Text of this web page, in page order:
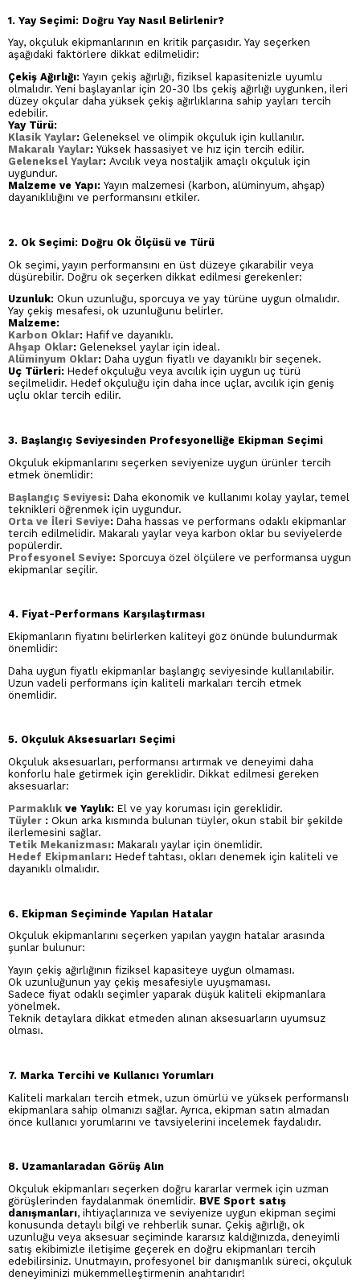
1. Yay Seçimi: Doğru Yay Nasıl Belirlenir?
Yay, okçuluk ekipmanlarının en kritik parçasıdır. Yay seçerken
aşağıdaki faktörlere dikkat edilmelidir:
Çekiş Ağırlığı: Yayın çekiş ağırlığı, fiziksel kapasitenizle uyumlu
olmalıdır. Yeni başlayanlar için 20-30 lbs çekiş ağırlığı uygunken, ileri
düzey okçular daha yüksek çekiş ağırlıklarına sahip yayları tercih
edebilir.
Yay Türü:
Klasik Yaylar: Geleneksel ve olimpik okçuluk için kullanılır.
Makaralı Yaylar: Yüksek hassasiyet ve hız için tercih edilir.
Geleneksel Yaylar: Avcılık veya nostaljik amaçlı okçuluk için
uygundur.
Malzeme ve Yapı: Yayın malzemesi (karbon, alüminyum, ahşap)
dayanıklılığını ve performansını etkiler.
2. Ok Seçimi: Doğru Ok Ölçüsü ve Türü
Ok seçimi, yayın performansını en üst düzeye çıkarabilir veya
düşürebilir. Doğru ok seçerken dikkat edilmesi gerekenler:
Uzunluk: Okun uzunluğu, sporcuya ve yay türüne uygun olmalıdır.
Yay çekiş mesafesi, ok uzunluğunu belirler.
Malzeme:
Karbon Oklar: Hafif ve dayanıklı.
Ahşap Oklar: Geleneksel yaylar için ideal.
Alüminyum Oklar: Daha uygun fiyatlı ve dayanıklı bir seçenek.
Uç Türleri: Hedef okçuluğu veya avcılık için uygun uç türü
seçilmelidir. Hedef okçuluğu için daha ince uçlar, avcılık için geniş
uçlu oklar tercih edilir.
3. Başlangıç Seviyesinden Profesyonelliğe Ekipman Seçimi
Okçuluk ekipmanlarını seçerken seviyenize uygun ürünler tercih
etmek önemlidir:
Başlangıç Seviyesi: Daha ekonomik ve kullanımı kolay yaylar, temel
teknikleri öğrenmek için uygundur.
Orta ve İleri Seviye: Daha hassas ve performans odaklı ekipmanlar
tercih edilmelidir. Makaralı yaylar veya karbon oklar bu seviyelerde
popülerdir.
Profesyonel Seviye: Sporcuya özel ölçülere ve performansa uygun
ekipmanlar seçilir.
4. Fiyat-Performans Karşılaştırması
Ekipmanların fiyatını belirlerken kaliteyi göz önünde bulundurmak
önemlidir:
Daha uygun fiyatlı ekipmanlar başlangıç seviyesinde kullanılabilir.
Uzun vadeli performans için kaliteli markaları tercih etmek
önemlidir.
5. Okçuluk Aksesuarları Seçimi
Okçuluk aksesuarları, performansı artırmak ve deneyimi daha
konforlu hale getirmek için gereklidir. Dikkat edilmesi gereken
aksesuarlar:
Parmaklık ve Yaylık: El ve yay koruması için gereklidir.
Tüyler : Okun arka kısmında bulunan tüyler, okun stabil bir şekilde
ilerlemesini sağlar.
Tetik Mekanizması: Makaralı yaylar için önemlidir.
Hedef Ekipmanları: Hedef tahtası, okları denemek için kaliteli ve
dayanıklı olmalıdır.
6. Ekipman Seçiminde Yapılan Hatalar
Okçuluk ekipmanlarını seçerken yapılan yaygın hatalar arasında
şunlar bulunur:
Yayın çekiş ağırlığının fiziksel kapasiteye uygun olmaması.
Ok uzunluğunun yay çekiş mesafesiyle uyuşmaması.
Sadece fiyat odaklı seçimler yaparak düşük kaliteli ekipmanlara
yönelmek.
Teknik detaylara dikkat etmeden alınan aksesuarların uyumsuz
olması.
7. Marka Tercihi ve Kullanıcı Yorumları
Kaliteli markaları tercih etmek, uzun ömürlü ve yüksek performanslı
ekipmanlara sahip olmanızı sağlar. Ayrıca, ekipman satın almadan
önce kullanıcı yorumlarını ve tavsiyelerini incelemek faydalıdır.
8. Uzamanlaradan Görüş Alın
Okçuluk ekipmanları seçerken doğru kararlar vermek için uzman
görüşlerinden faydalanmak önemlidir. BVE Sport satış
danışmanları, ihtiyaçlarınıza ve seviyenize uygun ekipman seçimi
konusunda detaylı bilgi ve rehberlik sunar. Çekiş ağırlığı, ok
uzunluğu veya aksesuar seçiminde kararsız kaldığınızda, deneyimli
satış ekibimizle iletişime geçerek en doğru ekipmanları tercih
edebilirsiniz. Unutmayın, profesyonel bir danışmanlık süreci, okçuluk
deneyiminizi mükemmelleştirmenin anahtarıdır!